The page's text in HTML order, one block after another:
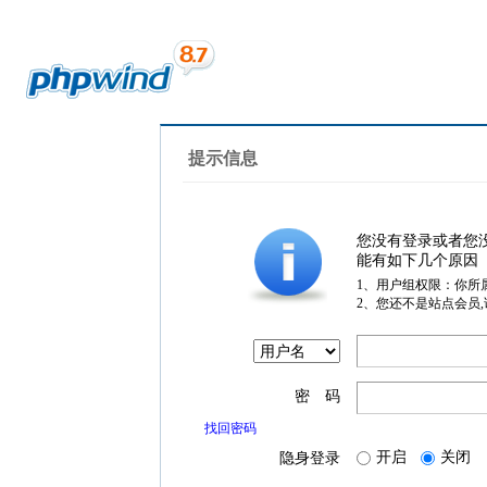
提示信息
您没有登录或者您
能有如下几个原因
1、用户组权限：你所
2、您还不是站点会员
密 码
找回密码
隐身登录 开启 关闭